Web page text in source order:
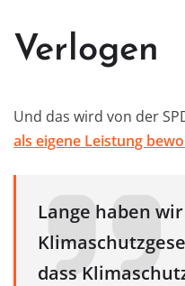
Verlogen
Und das wird von der
als eigene Leistung
Lange haben
dass